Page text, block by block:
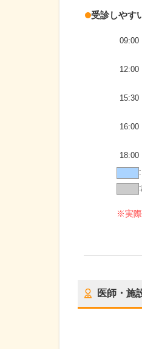
受診しやす
09:00
12:00
15:30
16:00
18:00
:
:
※実際
医師・施